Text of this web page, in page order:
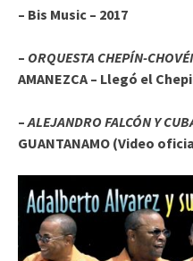
– Bis Music – 2017
– ORQUESTA CHEPÍN-
AMANEZCA – Llegó el
–ALEJANDRO FALCÓN Y
GUANTANAMO (Video